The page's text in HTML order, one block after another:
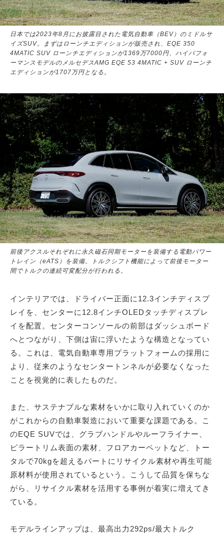
日本では2023年8月にお披露目された電気自動車（BEV）のミドルサ
イズSUV。まずはローンチエディションが販売され、EQE 350
4MATIC SUV ローンチエディションが1369万7000円、ハイパフォ
ーマンスモデルのメルセデスAMG EQE 53 4MATIC + SUV ローンチ
エディションが1707万円となる。
前後アクスルそれぞれに永久磁石同期モーターを装備する電動パワー
トレイン（eATS）を装備。トルクシフト機能によって前後モーター
間でトルクの連続可変配分が行われる。
インテリアでは、ドライバー正面に12.3インチディスプ
レイを、センターに12.8インチOLEDタッチディスプレ
イを配置。センターコンソールの前部はダッシュボード
へとつながり、下側は宙に浮いたような構造となってい
る。これは、電気自動車専用プラットフォームの採用に
より、従来のようなセンタートンネルが必要なくなった
ことを視覚的に表したものだ。
また、サステナブルな素材をいかに取り入れていくのか
がこれからの自動車製造において重要な課題である。こ
のEQE SUVでは、グラブハンドルやルーフライナー、
ピラートリム表面の素材、フロアカーペットなど、トー
タルで70kgを超えるパートにリサイクル素材や再生可能
原材料が使用されているという。こうして品質を保ちな
がら、リサイクル素材を活用する事例が着実に増えてき
ている。
モデルラインアップは、最高出力292ps/最大トルク